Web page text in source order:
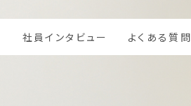
社員インタビュー よくある質問